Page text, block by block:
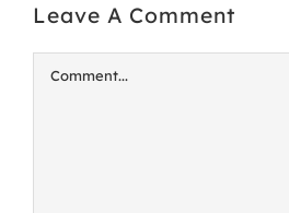
Leave A Comment
Comment